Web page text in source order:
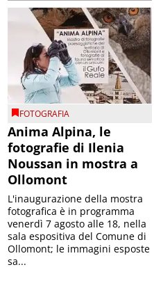
FOTOGRAFIA
Anima Alpina, le
fotografie di Ilenia
Noussan in mostra a
Ollomont
L'inaugurazione della mostra
fotografica è in programma
venerdì 7 agosto alle 18, nella
sala espositiva del Comune di
Ollomont; le immagini esposte
sa...